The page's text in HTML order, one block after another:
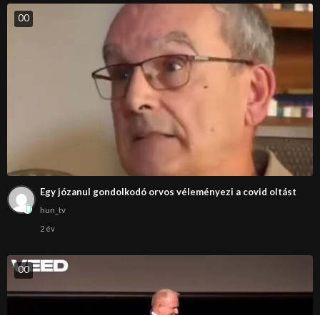
00
Egy józanul gondolkodó orvos véleményezi a covid oltást
hun_tv
2 év
00